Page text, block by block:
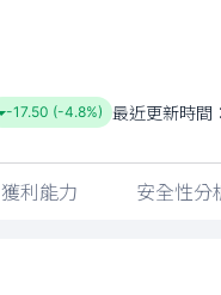
-17.50 (-4.8%) 最近更新時間：
獲利能力 安全性分